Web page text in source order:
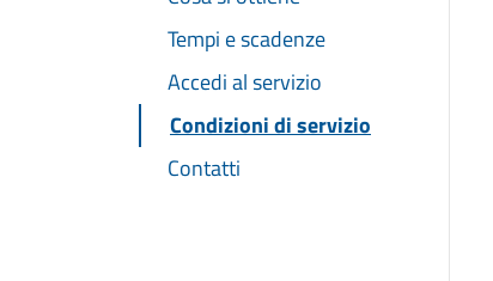
Tempi e scadenze
Accedi al servizio
Condizioni di servizio
Contatti